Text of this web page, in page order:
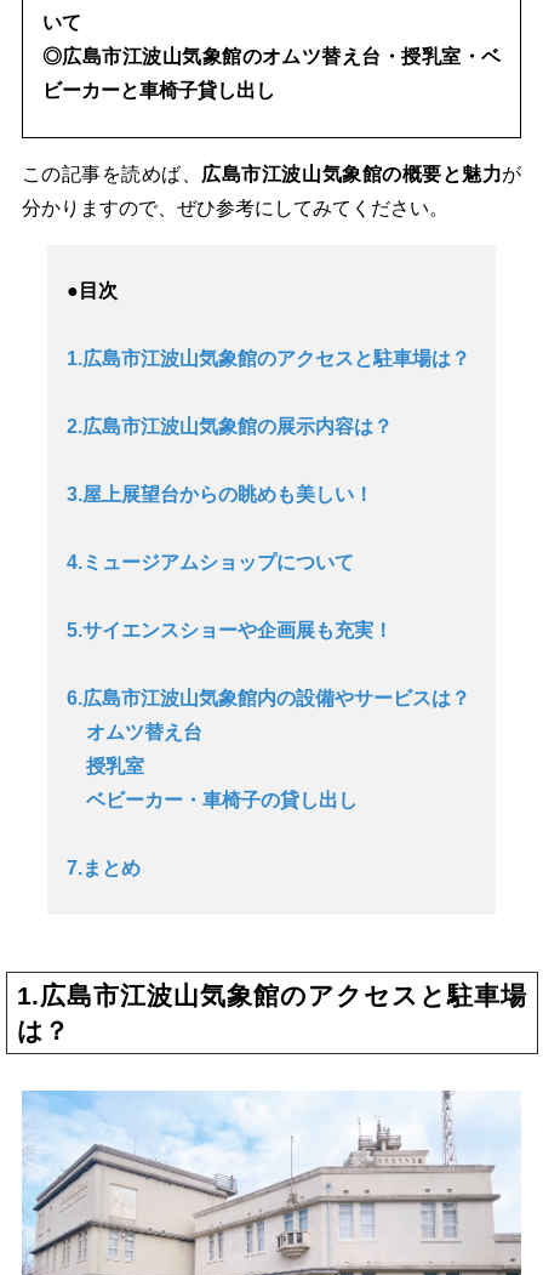
いて
◎広島市江波山気象館のオムツ替え台・授乳室・ベ
ビーカーと車椅子貸し出し
この記事を読めば、 広島市江波山気象館の概要と魅力が
分かりますので、ぜひ参考にしてみてください。
●目次
1.広島市江波山気象館のアクセスと駐車場は？
2.広島市江波山気象館の展示内容は？
3.屋上展望台からの眺めも美しい！
4.ミュージアムショップについて
5.サイエンスショーや企画展も充実！
6.広島市江波山気象館内の設備やサービスは？
オムツ替え台
授乳室
ベビーカー・車椅子の貸し出し
7.まとめ
1.広島市江波山気象館のアクセスと駐車場
は？